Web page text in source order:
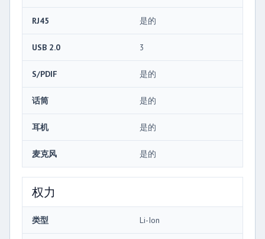
RJ45 是的
USB 2.0 3
S/PDIF 是的
话筒 是的
耳机 是的
麦克风 是的
权力
类型 Li-Ion